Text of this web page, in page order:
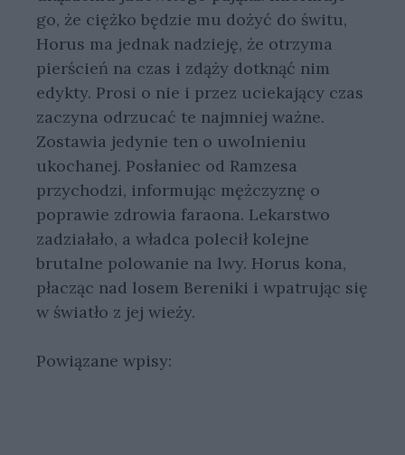
go, że ciężko będzie mu dożyć do świtu,
Horus ma jednak nadzieję, że otrzyma
pierścień na czas i zdąży dotknąć nim
edykty. Prosi o nie i przez uciekający czas
zaczyna odrzucać te najmniej ważne.
Zostawia jedynie ten o uwolnieniu
ukochanej. Posłaniec od Ramzesa
przychodzi, informując mężczyznę o
poprawie zdrowia faraona. Lekarstwo
zadziałało, a władca polecił kolejne
brutalne polowanie na lwy. Horus kona,
płacząc nad losem Bereniki i wpatrując się
w światło z jej wieży.
Powiązane wpisy: